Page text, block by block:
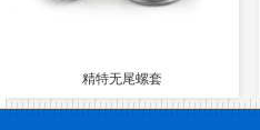
精特无尾螺套